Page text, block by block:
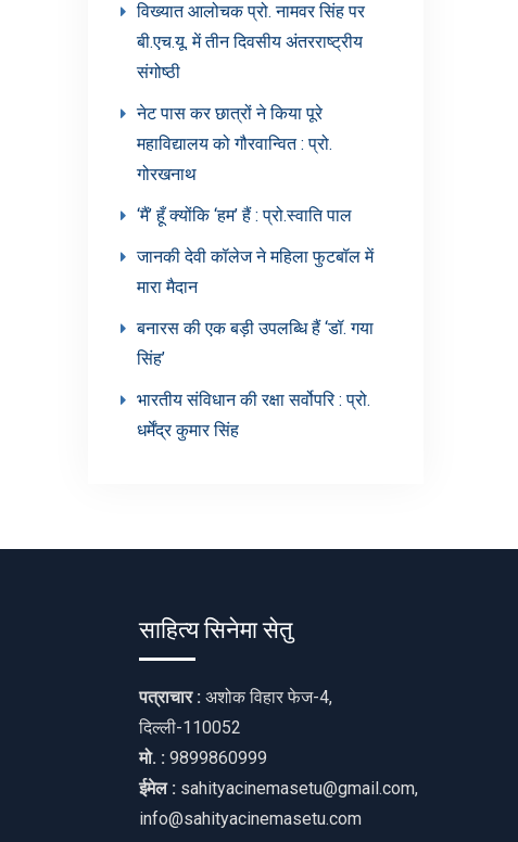
विख्यात आलोचक प्रो. नामवर सिंह पर
बी.एच.यू. में तीन दिवसीय अंतरराष्ट्रीय
संगोष्ठी
नेट पास कर छात्रों ने किया पूरे
महाविद्यालय को गौरवान्वित : प्रो.
गोरखनाथ
‘मैं’ हूँ क्योंकि ‘हम’ हैं : प्रो.स्वाति पाल
जानकी देवी कॉलेज ने महिला फुटबॉल में
मारा मैदान
बनारस की एक बड़ी उपलब्धि हैं ‘डॉ. गया
सिंह’
भारतीय संविधान की रक्षा सर्वोपरि : प्रो.
धर्मेंद्र कुमार सिंह
साहित्य सिनेमा सेतु
पत्राचार : अशोक विहार फेज-4,
दिल्ली-110052
मो. : 9899860999
ईमेल : sahityacinemasetu@gmail.com,
info@sahityacinemasetu.com